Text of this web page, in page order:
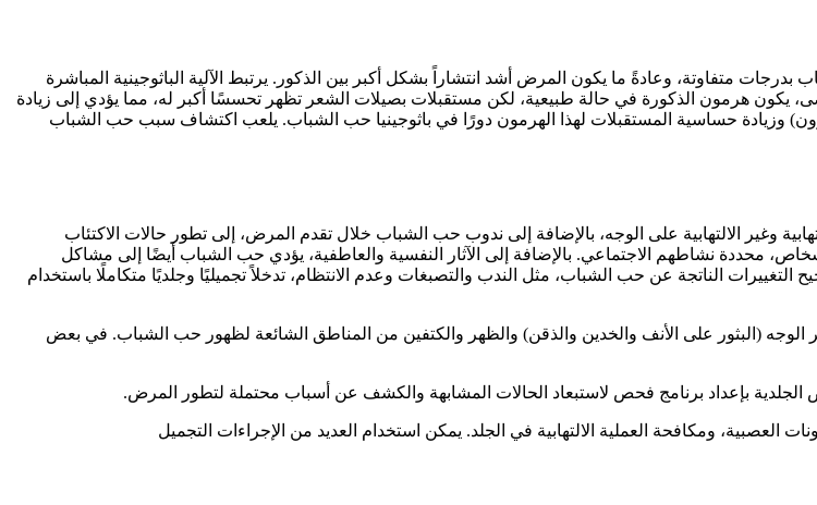
100% من الفتيان المراهقين حب الشباب بدرجات متفاوتة، وعادةً ما يكون المرض أشد انتشاراً بشكل أكبر بين الذكور. يرتبط الآلية الباثوجينية المباشرة
هرمون الذكورة في حالة طبيعية، لكن مستقبلات بصيلات الشعر تظهر تحسسًا أكبر له، مما يؤدي إلى زيادة
وزيادة حساسية المستقبلات لهذا الهرمون دورًا في باثوجينيا حب الشباب. يلعب اكتشاف سبب حب الشباب
وغير الالتهابية على الوجه، بالإضافة إلى ندوب حب الشباب خلال تقدم المرض، إلى تطور حالات الاكتئاب
محددة نشاطهم الاجتماعي. بالإضافة إلى الآثار النفسية والعاطفية، يؤدي حب الشباب أيضًا إلى مشاكل
الناتجة عن حب الشباب، مثل الندب والتصبغات وعدم الانتظام، تدخلاً تجميليًا وجلديًا متكاملًا باستخدام
الوجه (البثور على الأنف والخدين والذقن) والظهر والكتفين من المناطق الشائعة لظهور حب الشباب. في بعض
بإعداد برنامج فحص لاستبعاد الحالات المشابهة والكشف عن أسباب محتملة لتطور المرض.
العصبية، ومكافحة العملية الالتهابية في الجلد. يمكن استخدام العديد من الإجراءات التجميل